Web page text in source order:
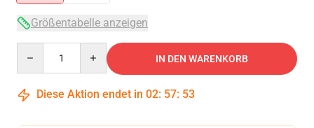
Größentabelle anzeigen
IN DEN WARENKORB
Diese Aktion endet in 02: 57: 52